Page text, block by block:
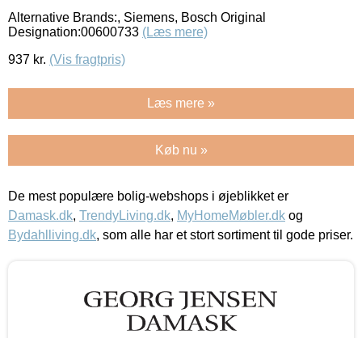
Alternative Brands:, Siemens, Bosch Original
Designation:00600733 (Læs mere)
937 kr. (Vis fragtpris)
Læs mere »
Køb nu »
De mest populære bolig-webshops i øjeblikket er
Damask.dk, TrendyLiving.dk, MyHomeMøbler.dk og
Bydahlliving.dk, som alle har et stort sortiment til gode priser.